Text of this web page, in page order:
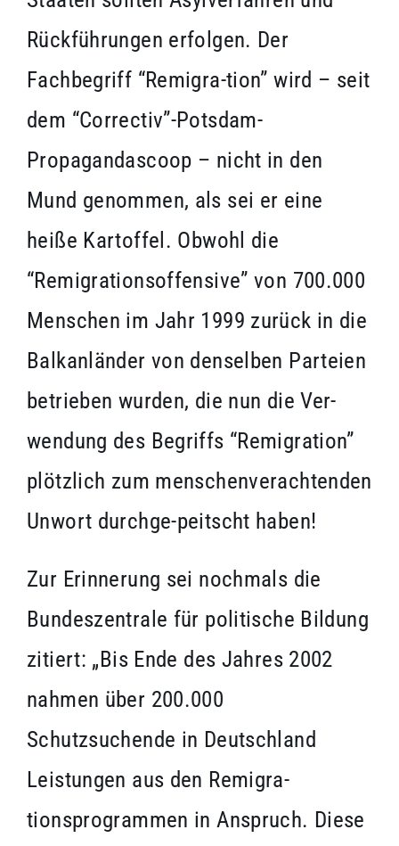
Rückführungen erfolgen. Der
Fachbegriff “Remigra-tion” wird – seit
dem “Correctiv”-Potsdam-
Propagandascoop – nicht in den
Mund genommen, als sei er eine
heiße Kartoffel. Obwohl die
“Remigrationsoffensive” von 700.000
Menschen im Jahr 1999 zurück in die
Balkanländer von denselben Parteien
betrieben wurden, die nun die Ver-
wendung des Begriffs “Remigration”
plötzlich zum menschenverachtenden
Unwort durchge-peitscht haben!
Zur Erinnerung sei nochmals die
Bundeszentrale für politische Bildung
zitiert: „Bis Ende des Jahres 2002
nahmen über 200.000
Schutzsuchende in Deutschland
Leistungen aus den Remigra-
tionsprogrammen in Anspruch. Diese